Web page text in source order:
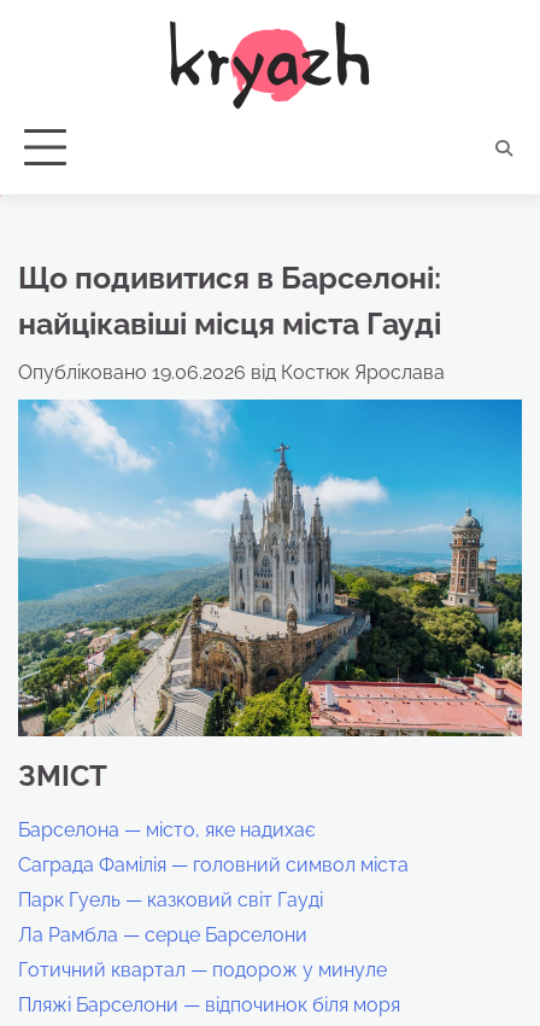
Що подивитися в Барселоні:
найцікавіші місця міста Гауді
Опубліковано 19.06.2026 від Костюк Ярослава
ЗМІСТ
Барселона — місто, яке надихає
Саграда Фамілія — головний символ міста
Парк Гуель — казковий світ Гауді
Ла Рамбла — серце Барселони
Готичний квартал — подорож у минуле
Пляжі Барселони — відпочинок біля моря